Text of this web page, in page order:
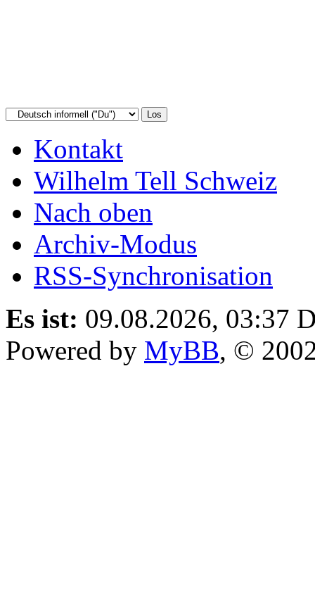
Kontakt
Wilhelm Tell Schweiz
Nach oben
Archiv-Modus
RSS-Synchronisation
Es ist: 09.08.2026, 03:37
Powered by MyBB, ©